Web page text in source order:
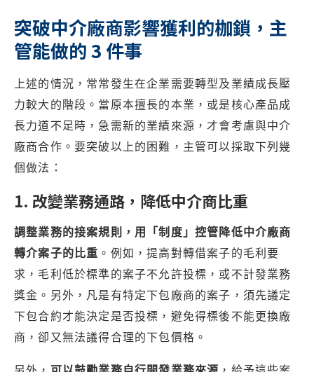
突破中介廠商影響獲利的枷鎖，主
管能做的 3 件事
上述的情況，常常發生在企業需要轉型及業績成長壓
力較大的階段。當原本擅長的本業，或是核心產品成
長力道不足時，急需新的業績來源，才會考慮與中介
廠商合作。要突破以上的困難，主管可以採取下列幾
個做法：
1. 改變業務通路，降低中介商比重
調整業務的接案規則，用「制度」控管降低中介廠商
轉介案子的比重 。例如，提高對轉借案子的毛利要
求，毛利低於標準的案子不允許投標，或不計發業務
獎金。另外，凡是有特定下包廠商的案子，須先議定
下包合約才能決定是否投標，避免得標後不能更換廠
商，卻又無法議得合理的下包價格。